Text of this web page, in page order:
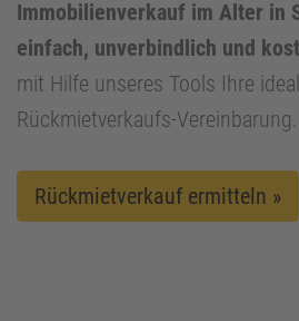
Immobilienverkauf im Alter in
einfach, unverbindlich und
mit Hilfe unseres Tools Ihre
Rückmietverkaufs-Vereinbarung.
Rückmietverkauf ermitteln »